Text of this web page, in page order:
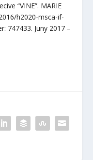
“VINE”. MARIE
h2020-msca-if-
747433. Juny 2017 –